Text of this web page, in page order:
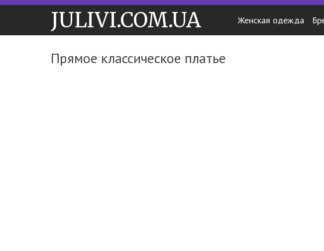
JULIVI.COM.UA Женская одежда
Прямое классическое платье